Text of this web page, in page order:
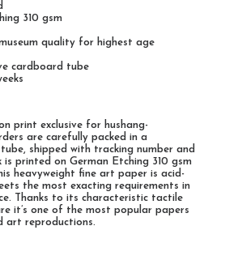
310 gsm
quality for highest age
cardboard tube
print exclusive for hushang-
are carefully packed in a
shipped with tracking number and
is printed on German Etching 310 gsm
heavyweight fine art paper is acid-
the most exacting requirements in
Thanks to its characteristic tactile
it’s one of the most popular papers
art reproductions.